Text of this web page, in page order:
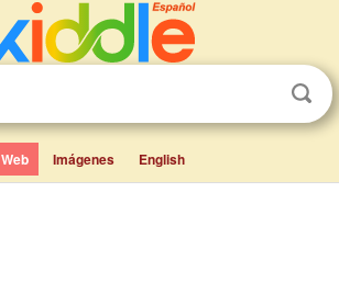
Web Imágenes English